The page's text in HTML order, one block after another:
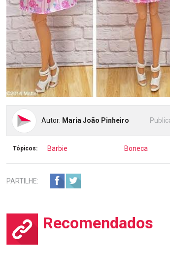
Autor: Maria João Pinheiro
Tópicos: Barbie Boneca
PARTILHE:
Recomendados